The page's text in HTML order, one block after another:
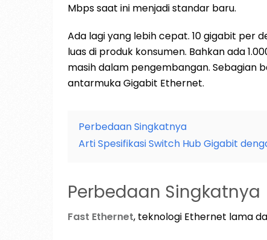
Mbps saat ini menjadi standar baru.
Ada lagi yang lebih cepat. 10 gigabit per
luas di produk konsumen. Bahkan ada
masih dalam pengembangan. Sebagian
antarmuka Gigabit Ethernet.
Perbedaan Singkatnya
Arti Spesifikasi Switch Hub Gigabit
Perbedaan Singkatnya
Fast Ethernet, teknologi Ethernet lama